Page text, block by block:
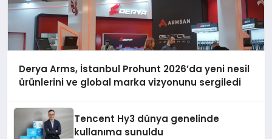
Derya Arms, İstanbul Prohunt 2026’da yeni nesil
ürünlerini ve global marka vizyonunu sergiledi
Tencent Hy3 dünya genelinde
kullanıma sunuldu